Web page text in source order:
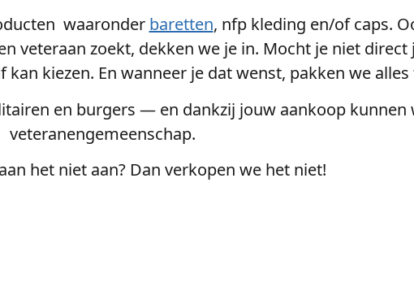
waaronder baretten, nfp kleding en/of caps.
veteraan zoekt, dekken we je in. Mocht je niet
kiezen. En wanneer je dat wenst, pakken we
en burgers — en dankzij jouw aankoop kunnen
veteranengemeenschap.
het niet aan? Dan verkopen we het niet!